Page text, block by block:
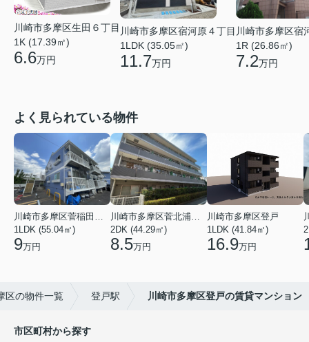
川崎市多摩区生田６丁目
1K (17.39㎡)
6.6万円
川崎市多摩区宿河原４丁目
1LDK (35.05㎡)
11.7万円
川崎市多摩区宿
1R (26.86㎡)
7.2万円
よく見られている物件
川崎市多摩区菅稲田堤２丁目
1LDK (55.04㎡)
9万円
川崎市多摩区菅北浦２丁目
2DK (44.29㎡)
8.5万円
川崎市多摩区登戸
1LDK (41.84㎡)
16.9万円
区の物件一覧 登戸駅 川崎市多摩区登戸の賃貸マンション
市区町村から探す